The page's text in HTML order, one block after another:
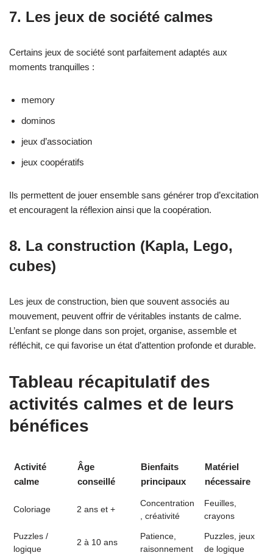
7. Les jeux de société calmes
Certains jeux de société sont parfaitement adaptés aux
moments tranquilles :
memory
dominos
jeux d’association
jeux coopératifs
Ils permettent de jouer ensemble sans générer trop d’excitation
et encouragent la réflexion ainsi que la coopération.
8. La construction (Kapla, Lego,
cubes)
Les jeux de construction, bien que souvent associés au
mouvement, peuvent offrir de véritables instants de calme.
L’enfant se plonge dans son projet, organise, assemble et
réfléchit, ce qui favorise un état d’attention profonde et durable.
Tableau récapitulatif des
activités calmes et de leurs
bénéfices
Activité
calme
Âge
conseillé
Bienfaits
principaux
Matériel
nécessaire
Coloriage 2 ans et +
Concentration
, créativité
Feuilles,
crayons
Puzzles /
logique
2 à 10 ans
Patience,
raisonnement
Puzzles, jeux
de logique